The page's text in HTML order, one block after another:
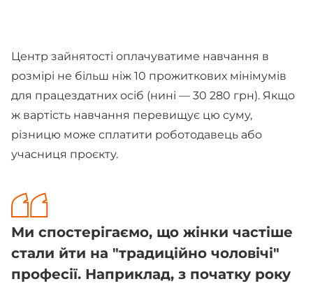
Центр зайнятості оплачуватиме навчання в
розмірі не більш ніж 10 прожиткових мінімумів
для працездатних осіб (нині — 30 280 грн). Якщо
ж вартість навчання перевищує цю суму,
різницю може сплатити роботодавець або
учасниця проєкту.
Ми спостерігаємо, що жінки частіше
стали йти на "традиційно чоловічі"
професії. Наприклад, з початку року